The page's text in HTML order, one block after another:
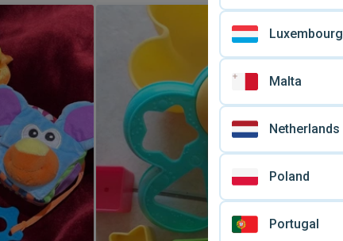
Luxembourg
Malta
Netherlands
Poland
Portugal